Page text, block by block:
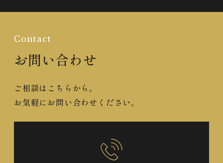
Contact
お問い合わせ
ご相談はこちらから。
お気軽にお問い合わせください。